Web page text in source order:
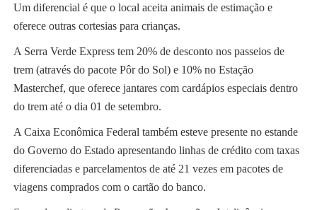
Um diferencial é que o local aceita animais de estimação e
oferece outras cortesias para crianças.
A Serra Verde Express tem 20% de desconto nos passeios de
trem (através do pacote Pôr do Sol) e 10% no Estação
Masterchef, que oferece jantares com cardápios especiais dentro
do trem até o dia 01 de setembro.
A Caixa Econômica Federal também esteve presente no estande
do Governo do Estado apresentando linhas de crédito com taxas
diferenciadas e parcelamentos de até 21 vezes em pacotes de
viagens comprados com o cartão do banco.